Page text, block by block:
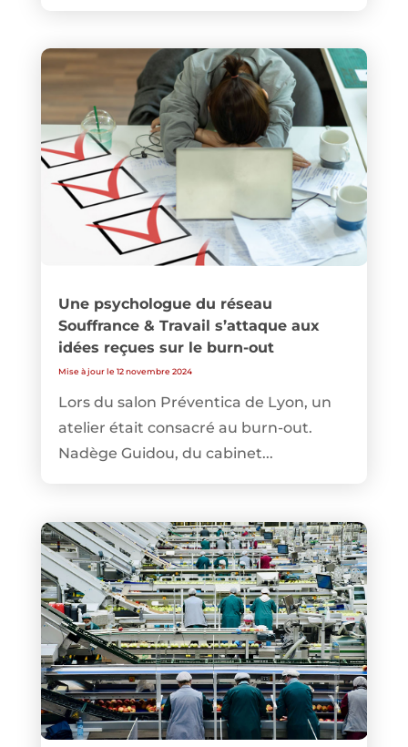
Une psychologue du réseau
Souffrance & Travail s’attaque aux
idées reçues sur le burn-out
Mise à jour le 12 novembre 2024
Lors du salon Préventica de Lyon, un
atelier était consacré au burn-out.
Nadège Guidou, du cabinet...